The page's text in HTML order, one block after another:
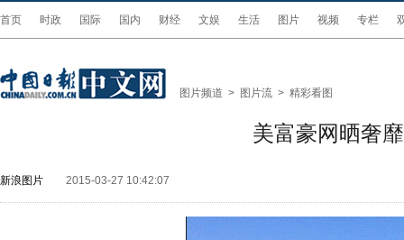
首页 时政 国际 国内 财经 文娱 生活 图片 视频 专栏
图片频道 > 图片流 > 精彩看图
美富豪网晒奢
新浪图片 2015-03-27 10:42:07